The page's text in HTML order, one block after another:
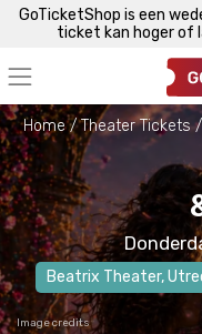
GoTicketShop is een
ticket kan hoger of
Home Theater Tickets
Beatrix Theater,
Image credits